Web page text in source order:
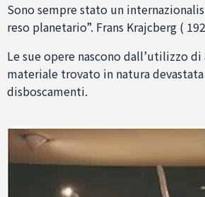
Sono sempre stato un
reso planetario”. Frans Krajcberg (
Le sue opere nascono dall’utilizzo
materiale trovato in natura
disboscamenti.